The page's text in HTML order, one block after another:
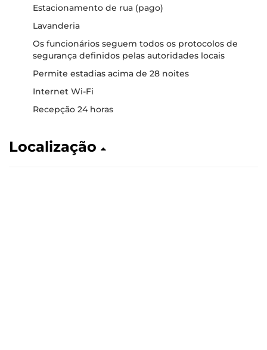
Estacionamento de rua (pago)
Lavanderia
Os funcionários seguem todos os protocolos de
segurança definidos pelas autoridades locais
Permite estadias acima de 28 noites
Internet Wi-Fi
Recepção 24 horas
Localização